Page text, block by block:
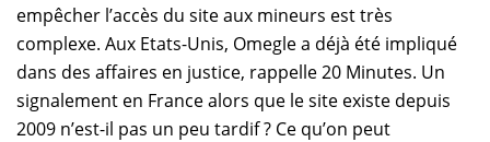
empêcher l’accès du site aux mineurs est très
complexe. Aux Etats-Unis, Omegle a déjà été impliqué
dans des affaires en justice, rappelle 20 Minutes. Un
signalement en France alors que le site existe depuis
2009 n’est-il pas un peu tardif ? Ce qu’on peut